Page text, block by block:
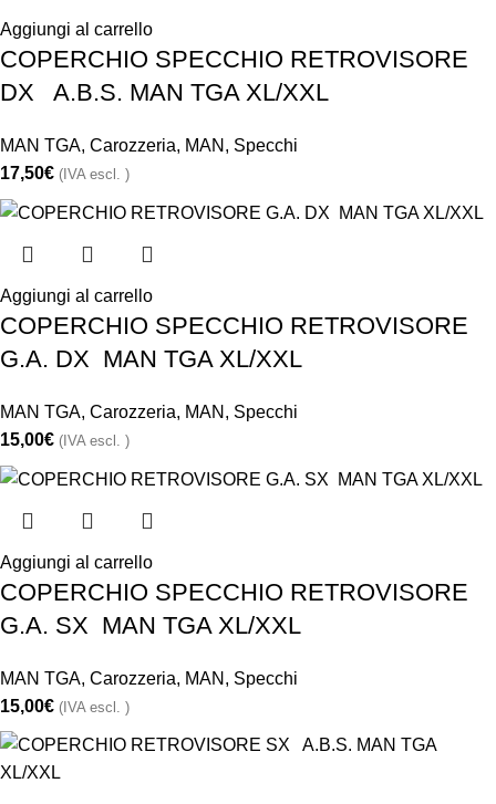
Aggiungi al carrello
COPERCHIO SPECCHIO RETROVISORE
DX A.B.S. MAN TGA XL/XXL
MAN TGA, Carozzeria, MAN , Specchi
17,50€ (IVA escl. )
Aggiungi al carrello
COPERCHIO SPECCHIO RETROVISORE
G.A. DX MAN TGA XL/XXL
MAN TGA, Carozzeria, MAN , Specchi
15,00€ (IVA escl. )
Aggiungi al carrello
COPERCHIO SPECCHIO RETROVISORE
G.A. SX MAN TGA XL/XXL
MAN TGA, Carozzeria, MAN , Specchi
15,00€ (IVA escl. )